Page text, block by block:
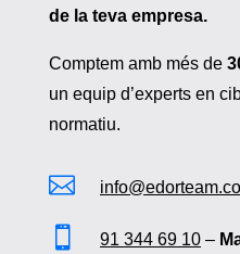
de la teva empresa.
Comptem amb més de
un equip d’experts en
normatiu.

 91 344 69 10–